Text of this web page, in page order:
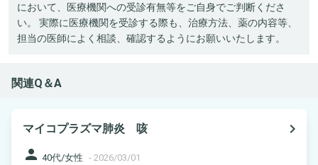
において、医療機関への受診有無等をご自身でご判断くださ
い。 実際に医療機関を受診する際も、治療方法、薬の内容等、
担当の医師によく相談、確認するようにお願いいたします。
関連Q＆A
マイコプラズマ肺炎 咳
navigate_next
person 40代/女性 - 2026/03/01